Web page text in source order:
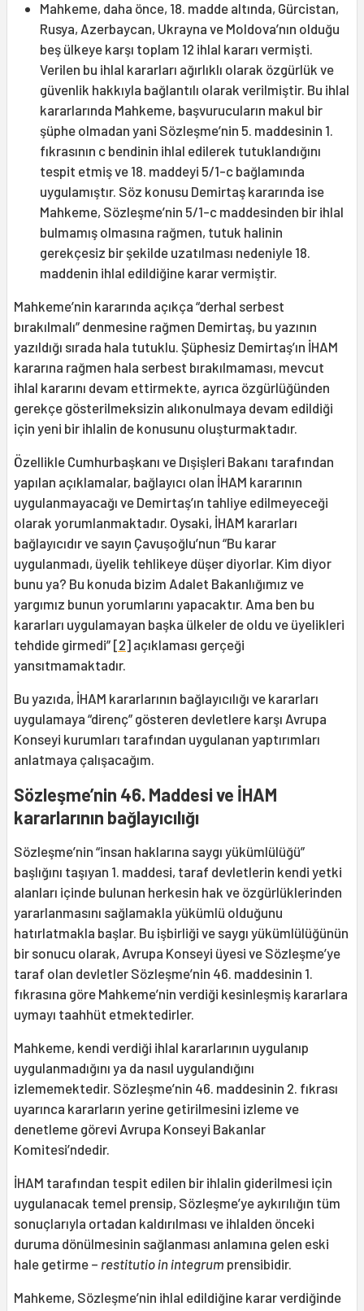
Mahkeme, daha önce, 18. madde altında, Gürcistan,
Rusya, Azerbaycan, Ukrayna ve Moldova’nın olduğu
beş ülkeye karşı toplam 12 ihlal kararı vermişti.
Verilen bu ihlal kararları ağırlıklı olarak özgürlük ve
güvenlik hakkıyla bağlantılı olarak verilmiştir. Bu ihlal
kararlarında Mahkeme, başvurucuların makul bir
şüphe olmadan yani Sözleşme’nin 5. maddesinin 1.
fıkrasının c bendinin ihlal edilerek tutuklandığını
tespit etmiş ve 18. maddeyi 5/1-c bağlamında
uygulamıştır. Söz konusu Demirtaş kararında ise
Mahkeme, Sözleşme’nin 5/1-c maddesinden bir ihlal
bulmamış olmasına rağmen, tutuk halinin
gerekçesiz bir şekilde uzatılması nedeniyle 18.
maddenin ihlal edildiğine karar vermiştir.
Mahkeme’nin kararında açıkça “derhal serbest
bırakılmalı” denmesine rağmen Demirtaş, bu yazının
yazıldığı sırada hala tutuklu. Şüphesiz Demirtaş’ın İHAM
kararına rağmen hala serbest bırakılmaması, mevcut
ihlal kararını devam ettirmekte, ayrıca özgürlüğünden
gerekçe gösterilmeksizin alıkonulmaya devam edildiği
için yeni bir ihlalin de konusunu oluşturmaktadır.
Özellikle Cumhurbaşkanı ve Dışişleri Bakanı tarafından
yapılan açıklamalar, bağlayıcı olan İHAM kararının
uygulanmayacağı ve Demirtaş’ın tahliye edilmeyeceği
olarak yorumlanmaktadır. Oysaki, İHAM kararları
bağlayıcıdır ve sayın Çavuşoğlu’nun “Bu karar
uygulanmadı, üyelik tehlikeye düşer diyorlar. Kim diyor
bunu ya? Bu konuda bizim Adalet Bakanlığımız ve
yargımız bunun yorumlarını yapacaktır. Ama ben bu
kararları uygulamayan başka ülkeler de oldu ve üyelikleri
tehdide girmedi” [2] açıklaması gerçeği
yansıtmamaktadır.
Bu yazıda, İHAM kararlarının bağlayıcılığı ve kararları
uygulamaya “direnç” gösteren devletlere karşı Avrupa
Konseyi kurumları tarafından uygulanan yaptırımları
anlatmaya çalışacağım.
Sözleşme’nin 46. Maddesi ve İHAM
kararlarının bağlayıcılığı
Sözleşme’nin “insan haklarına saygı yükümlülüğü”
başlığını taşıyan 1. maddesi, taraf devletlerin kendi yetki
alanları içinde bulunan herkesin hak ve özgürlüklerinden
yararlanmasını sağlamakla yükümlü olduğunu
hatırlatmakla başlar. Bu işbirliği ve saygı yükümlülüğünün
bir sonucu olarak, Avrupa Konseyi üyesi ve Sözleşme’ye
taraf olan devletler Sözleşme’nin 46. maddesinin 1.
fıkrasına göre Mahkeme’nin verdiği kesinleşmiş kararlara
uymayı taahhüt etmektedirler.
Mahkeme, kendi verdiği ihlal kararlarının uygulanıp
uygulanmadığını ya da nasıl uygulandığını
izlememektedir. Sözleşme’nin 46. maddesinin 2. fıkrası
uyarınca kararların yerine getirilmesini izleme ve
denetleme görevi Avrupa Konseyi Bakanlar
Komitesi’ndedir.
İHAM tarafından tespit edilen bir ihlalin giderilmesi için
uygulanacak temel prensip, Sözleşme’ye aykırılığın tüm
sonuçlarıyla ortadan kaldırılması ve ihlalden önceki
duruma dönülmesinin sağlanması anlamına gelen eski
hale getirme – restitutio in integrum prensibidir.
Mahkeme, Sözleşme’nin ihlal edildiğine karar verdiğinde